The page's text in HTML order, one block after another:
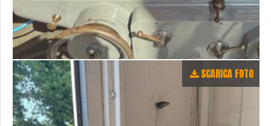
SCARICA FOTO